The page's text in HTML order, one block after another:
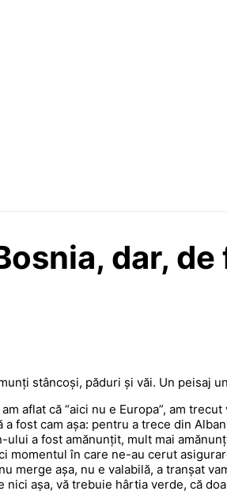
dar, de
stâncoși, păduri și văi. Un peisaj
aflat că “aici nu e Europa”, am
fost cam așa: pentru a trece din
a fost amănunțit, mult mai
momentul în care ne-au cerut
merge așa, nu e valabilă, a tranșat
nici așa, vă trebuie hârtia verde, că